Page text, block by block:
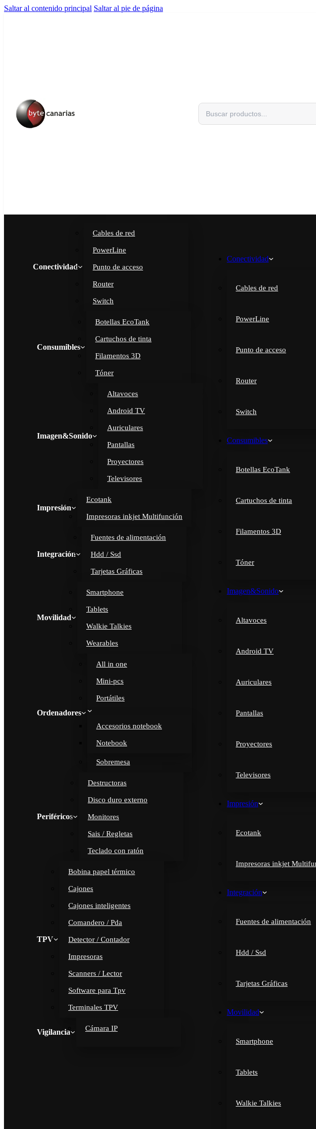
Saltar al contenido principal Saltar al pie de página
Buscar
Conectividad
Cables de red
PowerLine
Punto de acceso
Router
Switch
Consumibles
Botellas EcoTank
Cartuchos de tinta
Filamentos 3D
Tóner
Imagen&Sonido
Altavoces
Android TV
Auriculares
Pantallas
Proyectores
Televisores
Impresión
Ecotank
Impresoras inkjet Multifunción
Integración
Fuentes de alimentación
Hdd / Ssd
Tarjetas Gráficas
Movilidad
Smartphone
Tablets
Walkie Talkies
Wearables
Ordenadores
All in one
Mini-pcs
Portátiles
Accesorios notebook
Notebook
Sobremesa
Periféricos
Destructoras
Disco duro externo
Monitores
Sais / Regletas
Teclado con ratón
TPV
Bobina papel térmico
Cajones
Cajones inteligentes
Comandero / Pda
Detector / Contador
Impresoras
Scanners / Lector
Software para Tpv
Terminales TPV
Vigilancia Cámara IP
Conectividad
Cables de red
PowerLine
Punto de acceso
Router
Switch
Consumibles
Botellas EcoTank
Cartuchos de tinta
Filamentos 3D
Tóner
Imagen&Sonido
Altavoces
Android TV
Auriculares
Pantallas
Proyectores
Televisores
Impresión
Ecotank
Impresoras inkjet
Integración
Fuentes de alimentación
Hdd / Ssd
Tarjetas Gráficas
Movilidad
Smartphone
Tablets
Walkie Talkies